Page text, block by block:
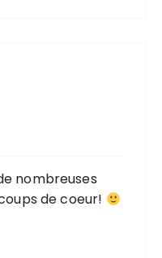
nombreuses
de coeur!